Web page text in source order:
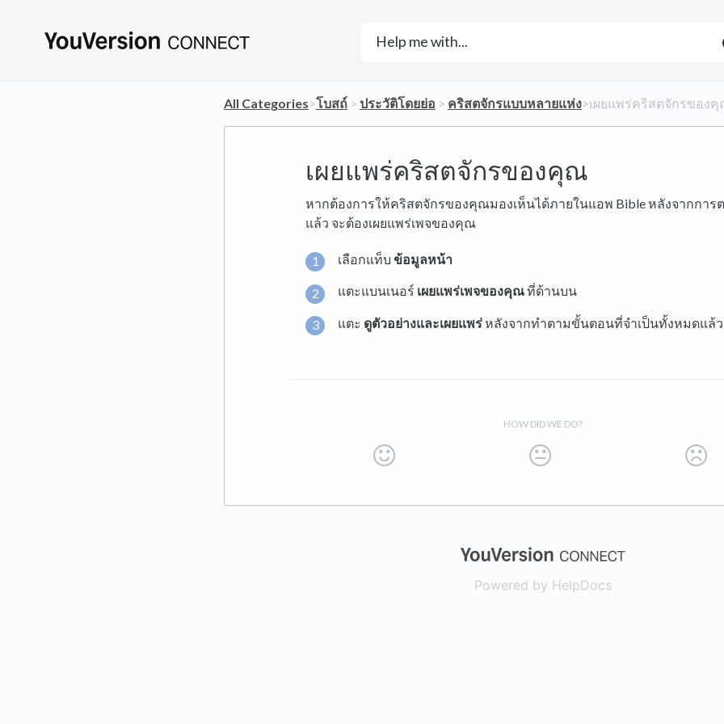
All Categories​>​​โบสถ์ ​ > ​ ​ประวัติโดยย่อ ​ > ​ ​คริสตจักรแบบหลายแห่ง​>​ เผยแพร่คริสตจักรของ
เผยแพร่คริสตจักรของคุณ
หากต้องการให้คริสตจักรของคุณมองเห็นได้ภายในแอพ Bible หลังจากการ
แล้ว จะต้องเผยแพร่เพจของคุณ
เลือกแท็บ ข้อมูลหน้า
แตะแบนเนอร์ เผยแพร่เพจของคุณที่ด้านบน
แตะ ดูตัวอย่างและเผยแพร่หลังจากทำตามขั้นตอนที่จำเป็นทั้งหมดแล้ว
HOW DID WE DO?
(opens in a new
Powered by HelpDocs